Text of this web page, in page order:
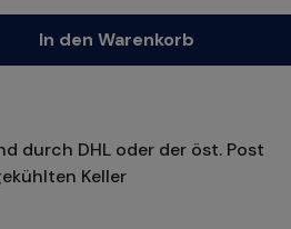
die Schaltflächen um die Anzahl zu
In den Warenkorb
durch DHL oder der öst. Post
Keller